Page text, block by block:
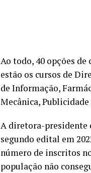
Ao todo, 40 opções de
estão os cursos de
de Informação,
Mecânica,
A diretora-presidente
segundo edital em
número de inscritos
população não